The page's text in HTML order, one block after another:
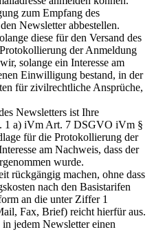
zum Empfang des
Newsletter abbestellen.
diese für den Versand des
der Anmeldung
solange ein Interesse am
Einwilligung bestand, in der
für zivilrechtliche Ansprüche,
Newsletters ist Ihre
1 a) iVm Art. 7 DSGVO iVm §
für die Protokollierung der
am Nachweis, dass der
wurde.
rückgängig machen, ohne dass
nach den Basistarifen
an die unter Ziffer 1
Fax, Brief) reicht hierfür aus.
jedem Newsletter einen